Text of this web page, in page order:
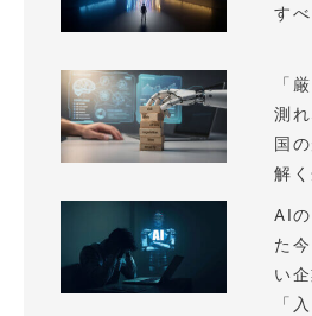
す
「
測
国
解
AI
た
い
「